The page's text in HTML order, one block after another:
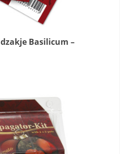
Basilicum –